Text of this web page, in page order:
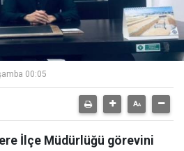
00:05
İlçe Müdürlüğü görevini